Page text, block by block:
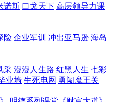
诺斯 口戈天下 高层领导力课
险 企业军训 冲出亚马逊 海岛
采 漫漫人生路 红黑人生 七彩
业墙 生死电网 勇闯魔王关